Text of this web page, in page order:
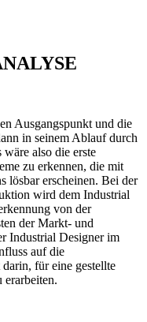
Ausgangspunkt und die
in seinem Ablauf durch
also die erste
zu erkennen, die mit
lösbar erscheinen. Bei der
wird dem Industrial
von der
der Markt- und
Industrial Designer im
auf die
für eine gestellte